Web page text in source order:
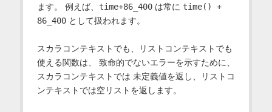
ます。 例えば、 time+86_400は常に time() +
86_400として扱われます。
スカラコンテキストでも、リストコンテキストでも
使える関数は、 致命的でないエラーを示すために、
スカラコンテキストでは 未定義値を返し、リストコ
ンテキストでは空リストを返します。